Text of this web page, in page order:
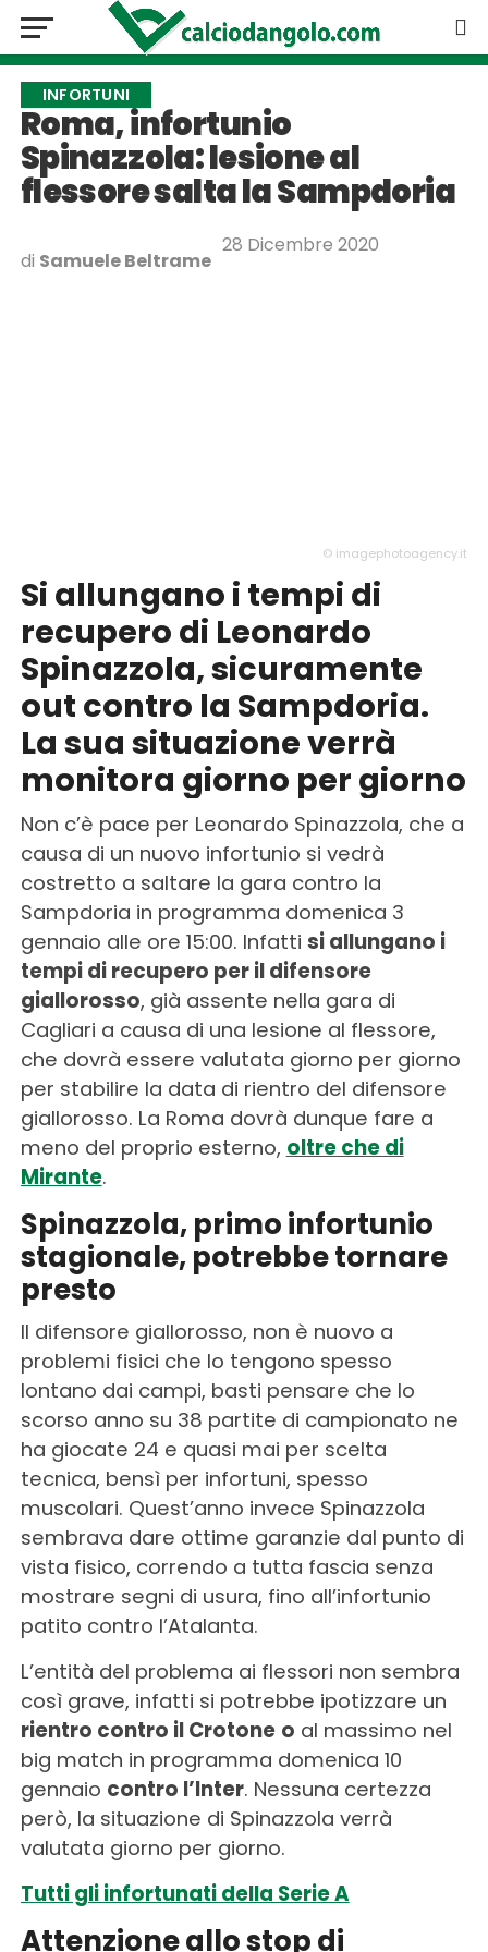
INFORTUNI
Roma, infortunio
Spinazzola: lesione al
flessore salta la Sampdoria
di Samuele Beltrame
28 Dicembre 2020
© imagephotoagency.it
Si allungano i tempi di
recupero di Leonardo
Spinazzola, sicuramente
out contro la Sampdoria.
La sua situazione verrà
monitora giorno per giorno
Non c’è pace per Leonardo Spinazzola, che a
causa di un nuovo infortunio si vedrà
costretto a saltare la gara contro la
Sampdoria in programma domenica 3
gennaio alle ore 15:00. Infatti si allungano i
tempi di recupero per il difensore
giallorosso, già assente nella gara di
Cagliari a causa di una lesione al flessore,
che dovrà essere valutata giorno per giorno
per stabilire la data di rientro del difensore
giallorosso. La Roma dovrà dunque fare a
meno del proprio esterno, oltre che di
Mirante.
Spinazzola, primo infortunio
stagionale, potrebbe tornare
presto
Il difensore giallorosso, non è nuovo a
problemi fisici che lo tengono spesso
lontano dai campi, basti pensare che lo
scorso anno su 38 partite di campionato ne
ha giocate 24 e quasi mai per scelta
tecnica, bensì per infortuni, spesso
muscolari. Quest’anno invece Spinazzola
sembrava dare ottime garanzie dal punto di
vista fisico, correndo a tutta fascia senza
mostrare segni di usura, fino all’infortunio
patito contro l’Atalanta.
L’entità del problema ai flessori non sembra
così grave, infatti si potrebbe ipotizzare un
rientro contro il Crotone o al massimo nel
big match in programma domenica 10
gennaio contro l’Inter. Nessuna certezza
però, la situazione di Spinazzola verrà
valutata giorno per giorno.
Tutti gli infortunati della Serie A
Attenzione allo stop di